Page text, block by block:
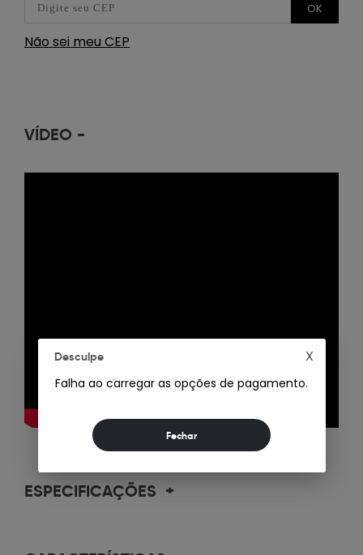
OK
Não sei meu CEP
VÍDEO -
ESPECIFICAÇÕES +
Desculpe
Falha ao carregar as opções de pagamento.
X